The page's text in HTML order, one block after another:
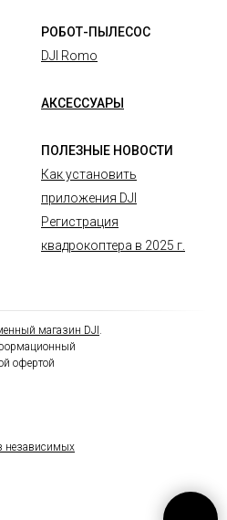
РОБОТ-ПЫЛЕСОС
DJI Romo
АКСЕССУАРЫ
ПОЛЕЗНЫЕ НОВОСТИ
Как установить
приложения DJI
Регистрация
квадрокоптера в 2025 г.
магазин DJI .
офертой
независимых